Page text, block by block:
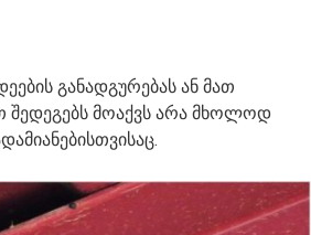
განადგურებას ან მათ
შედეგებს მოაქვს არა მხოლოდ